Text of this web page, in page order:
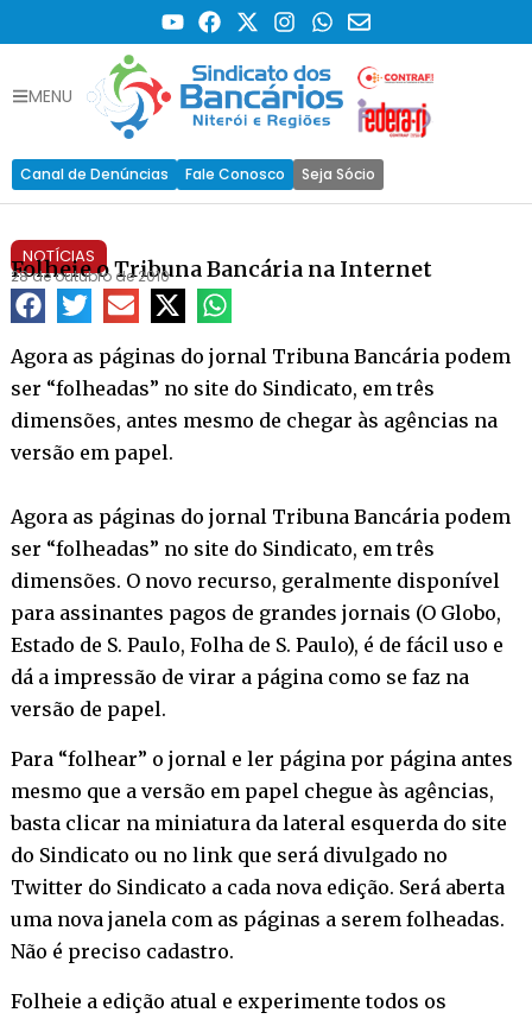
MENU
Canal de Denúncias Fale Conosco Seja Sócio
NOTÍCIAS
Folheie o Tribuna Bancária na Internet
28 de outubro de 2010
Agora as páginas do jornal Tribuna Bancária podem
ser “folheadas” no site do Sindicato, em três
dimensões, antes mesmo de chegar às agências na
versão em papel.
Agora as páginas do jornal Tribuna Bancária podem
ser “folheadas” no site do Sindicato, em três
dimensões. O novo recurso, geralmente disponível
para assinantes pagos de grandes jornais (O Globo,
Estado de S. Paulo, Folha de S. Paulo), é de fácil uso e
dá a impressão de virar a página como se faz na
versão de papel.
Para “folhear” o jornal e ler página por página antes
mesmo que a versão em papel chegue às agências,
basta clicar na miniatura da lateral esquerda do site
do Sindicato ou no link que será divulgado no
Twitter do Sindicato a cada nova edição. Será aberta
uma nova janela com as páginas a serem folheadas.
Não é preciso cadastro.
Folheie a edição atual e experimente todos os